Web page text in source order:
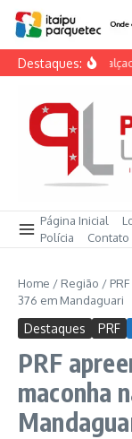
Ir para o conteúdo
Destaques:
Dia do
Página Inicial
Polícia
Contato
Home / Região /
376 em Mandaguari
Destaques PRF
PRF
maconha